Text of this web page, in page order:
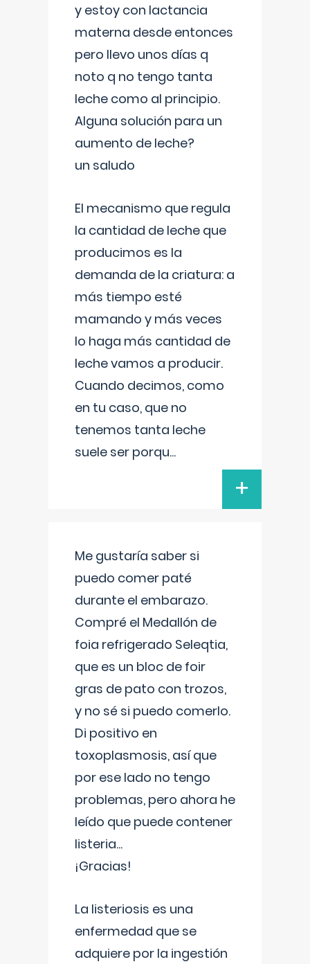
y estoy con lactancia
materna desde entonces
pero llevo unos días q
noto q no tengo tanta
leche como al principio.
Alguna solución para un
aumento de leche?
un saludo
El mecanismo que regula
la cantidad de leche que
producimos es la
demanda de la criatura: a
más tiempo esté
mamando y más veces
lo haga más cantidad de
leche vamos a producir.
Cuando decimos, como
en tu caso, que no
tenemos tanta leche
suele ser porqu...
+
Me gustaría saber si
puedo comer paté
durante el embarazo.
Compré el Medallón de
foia refrigerado Seleqtia,
que es un bloc de foir
gras de pato con trozos,
y no sé si puedo comerlo.
Di positivo en
toxoplasmosis, así que
por ese lado no tengo
problemas, pero ahora he
leído que puede contener
listeria...
¡Gracias!
La listeriosis es una
enfermedad que se
adquiere por la ingestión